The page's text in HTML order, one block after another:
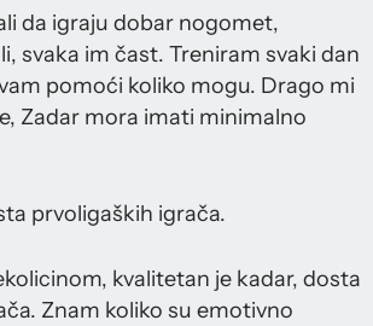
da igraju dobar nogomet,
svaka im čast. Treniram svaki dan
pomoći koliko mogu. Drago mi
Zadar mora imati minimalno
prvoligaških igrača.
kvalitetan je kadar, dosta
Znam koliko su emotivno